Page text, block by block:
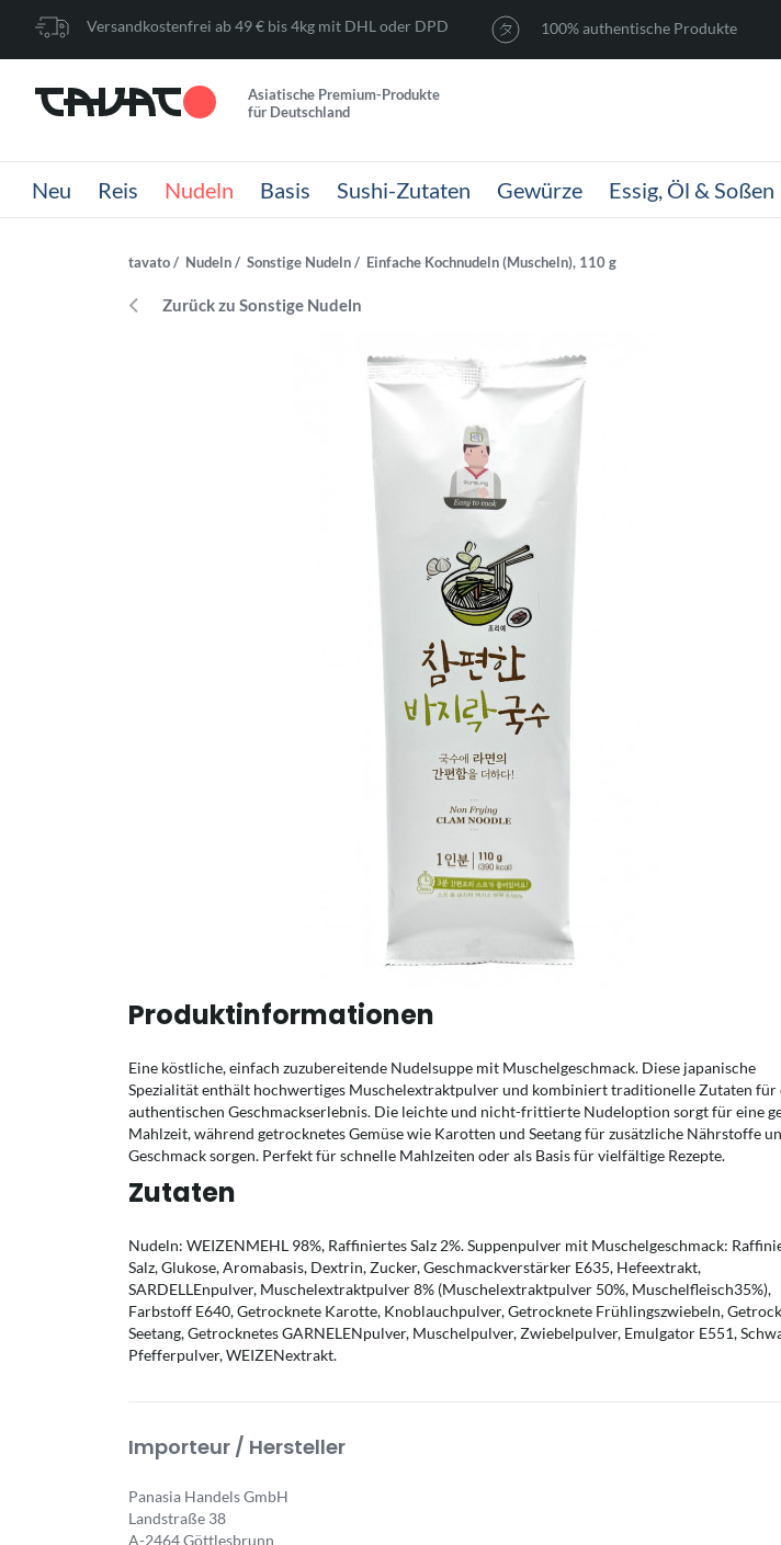
Versandkostenfrei ab 49 € bis 4kg mit DHL oder DPD 100% authentische Produkte
Asiatische Premium-Produkte
für Deutschland
Neu Reis Nudeln Basis Sushi-Zutaten Gewürze Essig, Öl & Soßen
tavato Nudeln Sonstige Nudeln Einfache Kochnudeln (Muscheln), 110 g
Zurück zu Sonstige Nudeln
Produktinformationen
Eine köstliche, einfach zuzubereitende Nudelsuppe mit Muschelgeschmack. Diese japanische
Spezialität enthält hochwertiges Muschelextraktpulver und kombiniert traditionelle Zutaten für
authentischen Geschmackserlebnis. Die leichte und nicht-frittierte Nudeloption sorgt für eine
Mahlzeit, während getrocknetes Gemüse wie Karotten und Seetang für zusätzliche Nährstoffe
Geschmack sorgen. Perfekt für schnelle Mahlzeiten oder als Basis für vielfältige Rezepte.
Zutaten
Nudeln: WEIZENMEHL 98%, Raffiniertes Salz 2%. Suppenpulver mit Muschelgeschmack:
Salz, Glukose, Aromabasis, Dextrin, Zucker, Geschmackverstärker E635, Hefeextrakt,
SARDELLEnpulver, Muschelextraktpulver 8% (Muschelextraktpulver 50%, Muschelfleisch35%),
Farbstoff E640, Getrocknete Karotte, Knoblauchpulver, Getrocknete Frühlingszwiebeln,
Seetang, Getrocknetes GARNELENpulver, Muschelpulver, Zwiebelpulver, Emulgator E551,
Pfefferpulver, WEIZENextrakt.
Importeur / Hersteller
Panasia Handels GmbH
Landstraße 38
A-2464 Göttlesbrunn